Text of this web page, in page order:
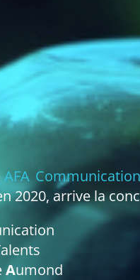
AFA Communication
2020, arrive la
Aumond